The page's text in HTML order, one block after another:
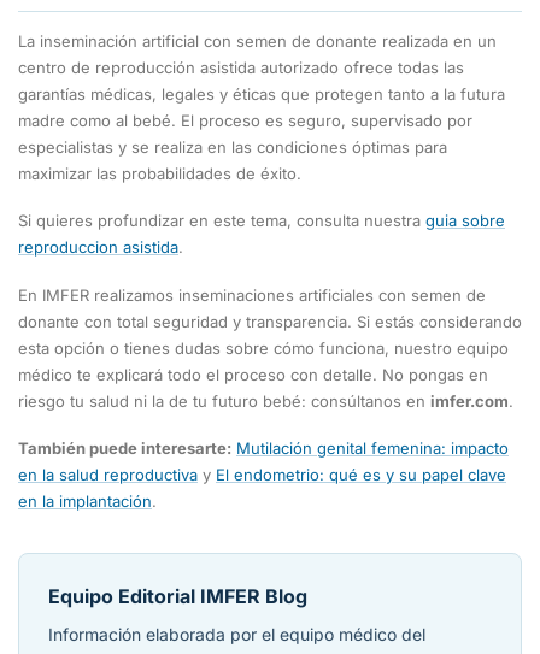
La inseminación artificial con semen de donante realizada en un
centro de reproducción asistida autorizado ofrece todas las
garantías médicas, legales y éticas que protegen tanto a la futura
madre como al bebé. El proceso es seguro, supervisado por
especialistas y se realiza en las condiciones óptimas para
maximizar las probabilidades de éxito.
Si quieres profundizar en este tema, consulta nuestra guia sobre
reproduccion asistida.
En IMFER realizamos inseminaciones artificiales con semen de
donante con total seguridad y transparencia. Si estás considerando
esta opción o tienes dudas sobre cómo funciona, nuestro equipo
médico te explicará todo el proceso con detalle. No pongas en
riesgo tu salud ni la de tu futuro bebé: consúltanos en imfer.com.
También puede interesarte: Mutilación genital femenina: impacto
en la salud reproductiva y El endometrio: qué es y su papel clave
en la implantación.
Equipo Editorial IMFER Blog
Información elaborada por el equipo médico del